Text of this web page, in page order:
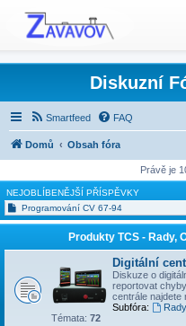
Diskuzní
Smartfeed FAQ
Domů Obsah fóra
Právě je
NEJOBLÍBENĚJŠÍ PŘÍSPĚVKY
Programování CV 67-94
Produkty TCS - Rady,
Digitální
Diskuze o
reportovat
centrále najdete
Subfóra:
Témata: 72